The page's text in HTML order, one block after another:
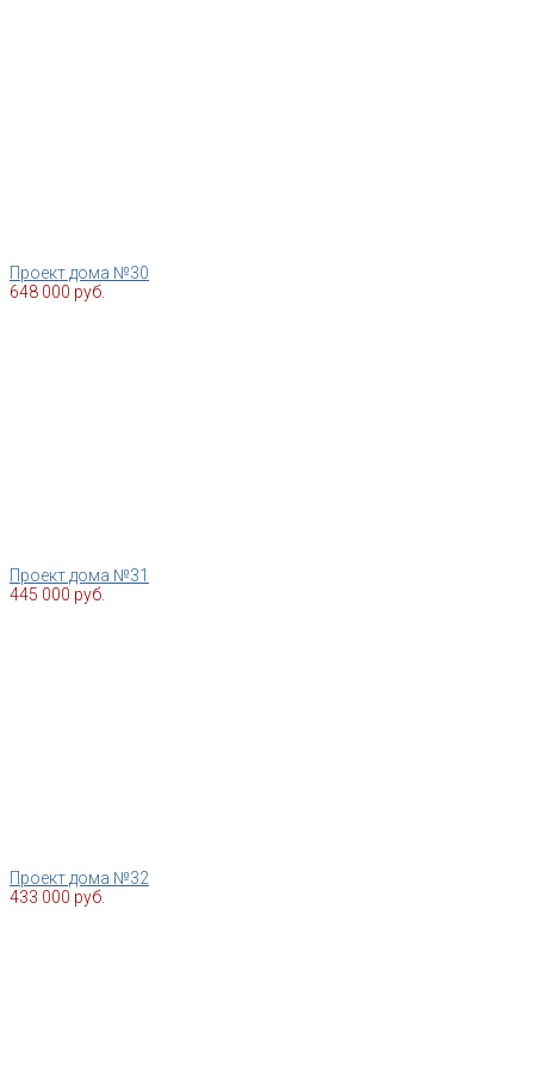
Проект дома №30
648 000 руб.
Проект дома №31
445 000 руб.
Проект дома №32
433 000 руб.